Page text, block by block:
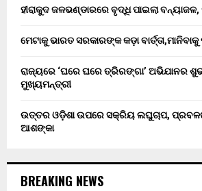
ହୀରାକୁଦ ଜଳଭଣ୍ଡାରରେ ବୃଦ୍ଧି ପାଇଲା
ମେଟାକୁ ଭାରତ ସରକାରଙ୍କ କଡ଼ା
ରାଜ୍ୟରେ ‘ଘରେ ଘରେ ତ୍ରିରଙ୍ଗା’ ଅଭିଯାନର
ମୁଖ୍ୟମନ୍ତ୍ରୀ
ଉତ୍ତର ଓଡ଼ିଶା ଉପରେ ସକ୍ରିୟ ଲଘୁଚାପ,
ଆଶଙ୍କା
BREAKING NEWS